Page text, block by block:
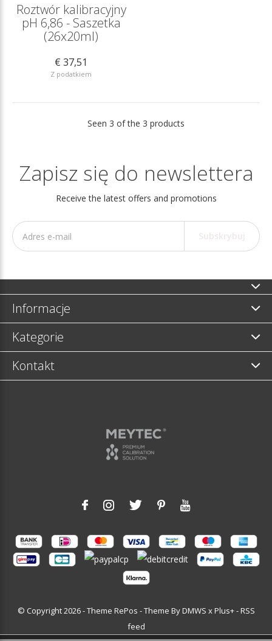
Roztwór kalibracyjny
pH 6,86 - Saszetka
(26x20ml)
€ 37,51
Z podatkiem
Seen 3 of the 3 products
Zapisz się do newslettera
Receive the latest offers and promotions
Informacje
Kategorie
Kontakt
© Copyright2026- Theme RePos - Theme ByDMWS xPlus+-RSS
feed